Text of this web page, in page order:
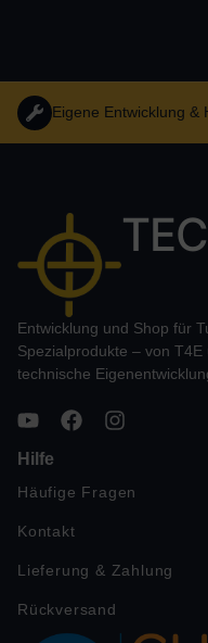
Eigene Entwicklung &
Entwicklung und Shop für
Spezialprodukte – von
technische
Hilfe
Häufige Fragen
Kontakt
Lieferung & Zahlung
Rückversand